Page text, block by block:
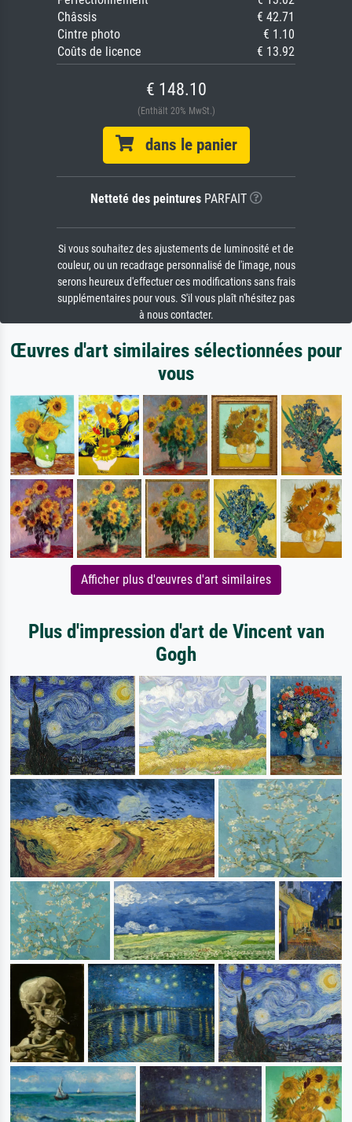
Châssis
€ 42.71
Cintre photo
€ 1.10
Coûts de licence
€ 13.92
€ 148.10
(Enthält 20% MwSt.)
dans le panier
Netteté des peinturesPARFAIT
Si vous souhaitez des ajustements de luminosité et de
couleur, ou un recadrage personnalisé de l'image, nous
serons heureux d'effectuer ces modifications sans frais
supplémentaires pour vous. S'il vous plaît n'hésitez pas
à nous contacter.
Œuvres d'art similaires sélectionnées pour
vous
Afficher plus d'œuvres d'art similaires
Plus d'impression d'art de Vincent van
Gogh